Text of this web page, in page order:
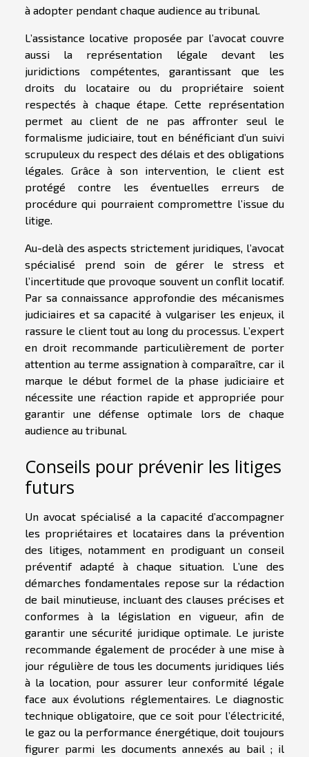
à adopter pendant chaque audience au tribunal.
L’assistance locative proposée par l’avocat couvre
aussi la représentation légale devant les
juridictions compétentes, garantissant que les
droits du locataire ou du propriétaire soient
respectés à chaque étape. Cette représentation
permet au client de ne pas affronter seul le
formalisme judiciaire, tout en bénéficiant d’un suivi
scrupuleux du respect des délais et des obligations
légales. Grâce à son intervention, le client est
protégé contre les éventuelles erreurs de
procédure qui pourraient compromettre l’issue du
litige.
Au-delà des aspects strictement juridiques, l’avocat
spécialisé prend soin de gérer le stress et
l’incertitude que provoque souvent un conflit locatif.
Par sa connaissance approfondie des mécanismes
judiciaires et sa capacité à vulgariser les enjeux, il
rassure le client tout au long du processus. L’expert
en droit recommande particulièrement de porter
attention au terme assignation à comparaître, car il
marque le début formel de la phase judiciaire et
nécessite une réaction rapide et appropriée pour
garantir une défense optimale lors de chaque
audience au tribunal.
Conseils pour prévenir les litiges
futurs
Un avocat spécialisé a la capacité d’accompagner
les propriétaires et locataires dans la prévention
des litiges, notamment en prodiguant un conseil
préventif adapté à chaque situation. L’une des
démarches fondamentales repose sur la rédaction
de bail minutieuse, incluant des clauses précises et
conformes à la législation en vigueur, afin de
garantir une sécurité juridique optimale. Le juriste
recommande également de procéder à une mise à
jour régulière de tous les documents juridiques liés
à la location, pour assurer leur conformité légale
face aux évolutions réglementaires. Le diagnostic
technique obligatoire, que ce soit pour l’électricité,
le gaz ou la performance énergétique, doit toujours
figurer parmi les documents annexés au bail ; il